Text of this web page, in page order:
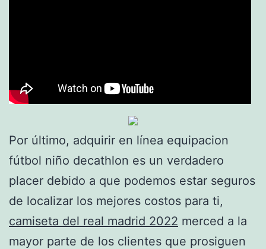
Por último, adquirir en línea equipacion
fútbol niño decathlon es un verdadero
placer debido a que podemos estar seguros
de localizar los mejores costos para ti,
camiseta del real madrid 2022 merced a la
mayor parte de los clientes que prosiguen